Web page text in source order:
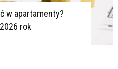
w apartamenty?
rok